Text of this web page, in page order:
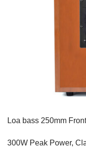
Loa bass 250mm
300W Peak Power,